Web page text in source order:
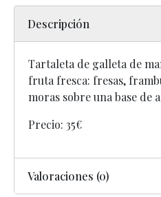
Descripción
Tartaleta de galleta de
fruta fresca: fresas,
moras sobre una base de
Precio: 35€
Valoraciones (0)